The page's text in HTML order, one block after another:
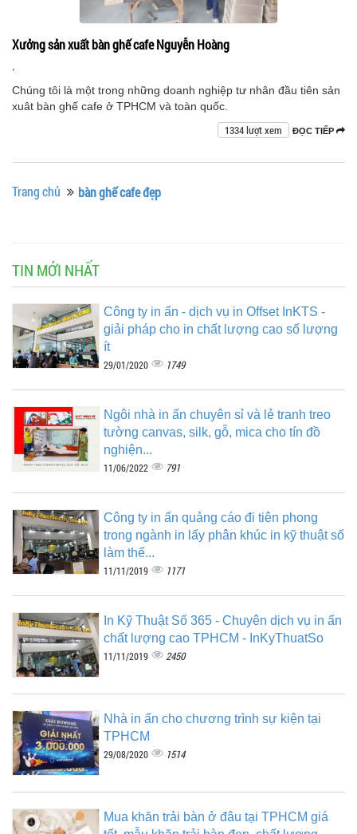
Xưởng sản xuất bàn ghế cafe Nguyễn Hoàng
,
Chúng tôi là một trong những doanh nghiệp tư nhân đầu tiên sản
xuât bàn ghế cafe ở TPHCM và toàn quốc.
ĐỌC TIẾP
1334 lượt xem
Trang chủ bàn ghế cafe đẹp
TIN MỚI NHẤT
Công ty in ấn - dịch vụ in Offset InKTS -
giải pháp cho in chất lượng cao số lượng
ít
29/01/2020 1749
Ngôi nhà in ấn chuyên sỉ và lẻ tranh treo
tường canvas, silk, gỗ, mica cho tín đồ
nghiện...
11/06/2022 791
Công ty in ấn quảng cáo đi tiên phong
trong ngành in lấy phân khúc in kỹ thuật số
làm thế...
11/11/2019 1171
In Kỹ Thuật Số 365 - Chuyên dịch vụ in ấn
chất lượng cao TPHCM - InKyThuatSo
11/11/2019 2450
Nhà in ấn cho chương trình sự kiện tại
TPHCM
29/08/2020 1514
Mua khăn trải bàn ở đâu tại TPHCM giá